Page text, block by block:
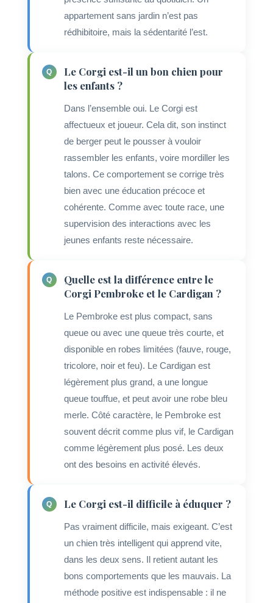
appartement sans jardin n’est pas
rédhibitoire, mais la sédentarité l’est.
Le Corgi est-il un bon chien pour
les enfants ?
Dans l’ensemble oui. Le Corgi est
affectueux et joueur. Cela dit, son instinct
de berger peut le pousser à vouloir
rassembler les enfants, voire mordiller les
talons. Ce comportement se corrige très
bien avec une éducation précoce et
cohérente. Comme avec toute race, une
supervision des interactions avec les
jeunes enfants reste nécessaire.
Quelle est la différence entre le
Corgi Pembroke et le Cardigan ?
Le Pembroke est plus compact, sans
queue ou avec une queue très courte, et
disponible en robes limitées (fauve, rouge,
tricolore, noir et feu). Le Cardigan est
légèrement plus grand, a une longue
queue touffue, et peut avoir une robe bleu
merle. Côté caractère, le Pembroke est
souvent décrit comme plus vif, le Cardigan
comme légèrement plus posé. Les deux
ont des besoins en activité élevés.
Le Corgi est-il difficile à éduquer ?
Pas vraiment difficile, mais exigeant. C’est
un chien très intelligent qui apprend vite,
dans les deux sens. Il retient autant les
bons comportements que les mauvais. La
méthode positive est indispensable : il ne